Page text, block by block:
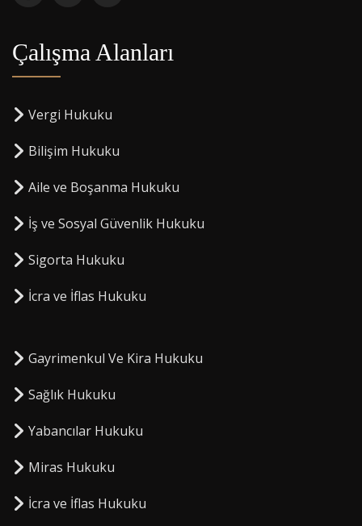
Çalışma Alanları
Vergi Hukuku
Bilişim Hukuku
Aile ve Boşanma Hukuku
İş ve Sosyal Güvenlik Hukuku
Sigorta Hukuku
⁠İcra ve İflas Hukuku
Gayrimenkul Ve Kira Hukuku
Sağlık Hukuku
Yabancılar Hukuku
Miras Hukuku
⁠İcra ve İflas Hukuku